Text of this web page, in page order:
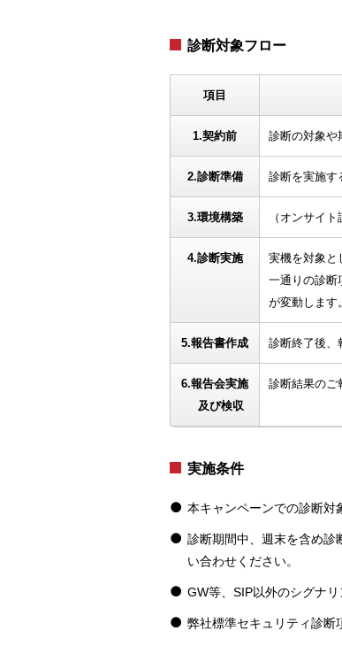
診断対象フロー
項目
1.契約前 診断の対象や
2.診断準備 診断を実施す
3.環境構築 （オンサイ
4.診断実施
実機を対象と
一通りの診断
が変動します。
5.報告書作成 診断終了後、
6.報告会実施
及び検収
診断結果のご
実施条件
本キャンペーンでの診断対
診断期間中、週末を含め診
い合わせください。
GW等、SIP以外のシグナ
弊社標準セキュリティ診断